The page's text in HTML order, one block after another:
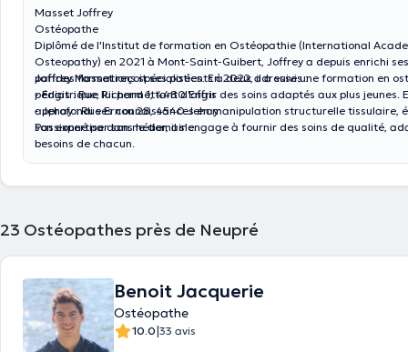
Masset Joffrey
Ostéopathe
Diplômé de l'Institut de formation en Ostéopathie (International
Osteopathy) en 2021 à Mont-Saint-Guibert, Joffrey a depuis enrichi
par des formations spécialisées. En 2022, il a suivi une formation en
pédiatrique, lui permettant d'offrir des soins adaptés aux plus jeunes.
approfondi ses connaissances en manipulation structurelle tissulaire,
son expertise dans le domaine.
Joffrey Massetreçoit ses patients à deux adresses :
- Engis : Rue Richard 1, 4480 Engis
- Jehay : Rue Ernou 28, 4540 Jehay
Passionné par son métier, il s'engage à fournir des soins de qualité,
besoins de chacun.
23 Ostéopathes près de Neupré
Benoit Jacquerie
Ostéopathe
10.0|33 avis